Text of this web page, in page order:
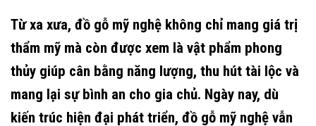
Từ xa xưa, đồ gỗ mỹ nghệ không chỉ mang giá trị
thẩm mỹ mà còn được xem là vật phẩm phong
thủy giúp cân bằng năng lượng, thu hút tài lộc và
mang lại sự bình an cho gia chủ. Ngày nay, dù
kiến trúc hiện đại phát triển, đồ gỗ mỹ nghệ vẫn